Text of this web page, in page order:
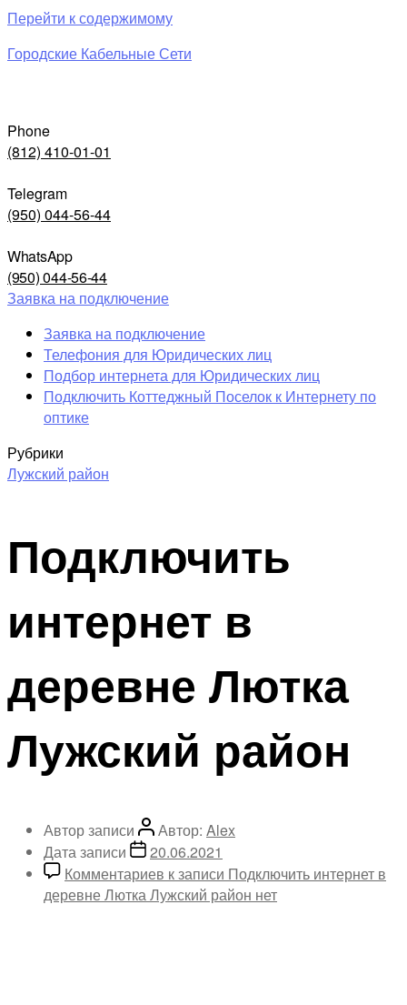
Перейти к содержимому
Городские Кабельные Сети
Phone
(812) 410-01-01
Telegram
(950) 044-56-44
WhatsApp
(950) 044-56-44
Заявка на подключение
Заявка на подключение
Телефония для Юридических лиц
Подбор интернета для Юридических лиц
Подключить Коттеджный Поселок к Интернету по
оптике
Рубрики
Лужский район
Подключить
интернет в
деревне Лютка
Лужский район
Автор записи Автор: Alex
Дата записи
20.06.2021
Комментариев к записи Подключить интернет в
деревне Лютка Лужский район нет